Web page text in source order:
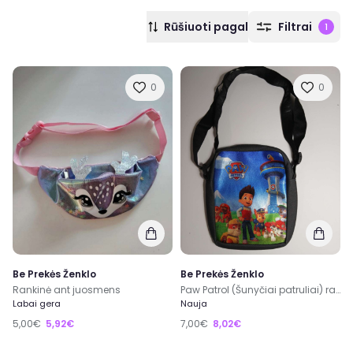
Rūšiuoti pagal Filtrai 1
0
Be Prekės Ženklo
Rankinė ant juosmens
Labai gera
5,00€ 5,92€
0
Be Prekės Ženklo
Paw Patrol (Šunyčiai patruliai) rankinuką
Nauja
7,00€ 8,02€